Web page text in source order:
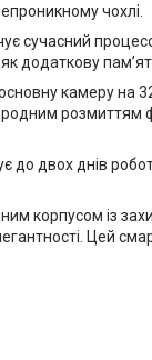
чохлі.
сучасний
додаткову
камеру на
розмиттям
до двох днів
корпусом із
Цей